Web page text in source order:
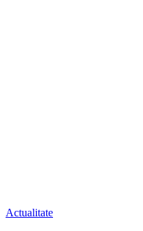
Actualitate